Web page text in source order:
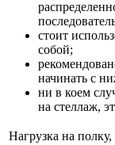
стоит
собой;
начинать с
ни в коем
на стеллаж,
Нагрузка на полку,